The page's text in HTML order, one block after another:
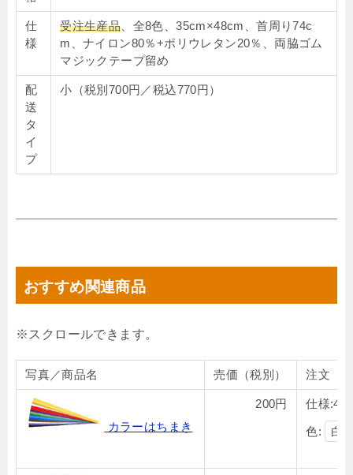
仕
様
受注生産品 、全8色、35cm×48cm、首周り74c
m、ナイロン80％+ポリウレタン20％、両脇ゴム
マジックテープ留め
配
送
タ
イ
プ
小（税別700円／税込770円）
おすすめ関連商品
写真／商品名 売価（税別） 注文
カラーはちまき
200円 仕様
色: